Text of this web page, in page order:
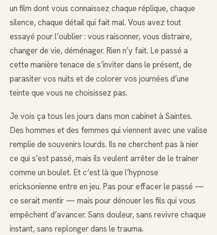
un film dont vous connaissez chaque réplique, chaque
silence, chaque détail qui fait mal. Vous avez tout
essayé pour l’oublier : vous raisonner, vous distraire,
changer de vie, déménager. Rien n’y fait. Le passé a
cette manière tenace de s’inviter dans le présent, de
parasiter vos nuits et de colorer vos journées d’une
teinte que vous ne choisissez pas.
Je vois ça tous les jours dans mon cabinet à Saintes.
Des hommes et des femmes qui viennent avec une valise
remplie de souvenirs lourds. Ils ne cherchent pas à nier
ce qui s’est passé, mais ils veulent arrêter de le traîner
comme un boulet. Et c’est là que l’hypnose
ericksonienne entre en jeu. Pas pour effacer le passé —
ce serait mentir — mais pour dénouer les fils qui vous
empêchent d’avancer. Sans douleur, sans revivre chaque
instant, sans replonger dans le trauma.